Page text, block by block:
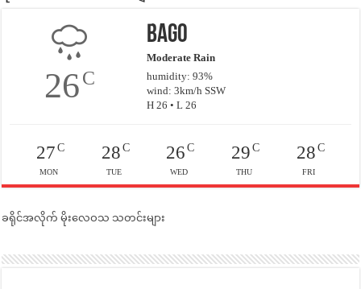
26C
Bago
Moderate Rain
humidity: 93%
wind: 3km/h SSW
H 26 • L 26
27C
MON
28C
TUE
26 C
WED
29C
THU
28C
FRI
ခရိုင်အလိုက် မိုးလေဝသ သတင်းများ